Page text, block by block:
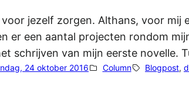
jezelf zorgen. Althans, voor
er een aantal projecten rondom
schrijven van mijn eerste novelle.
24 oktober 2016 Column Blogpost,